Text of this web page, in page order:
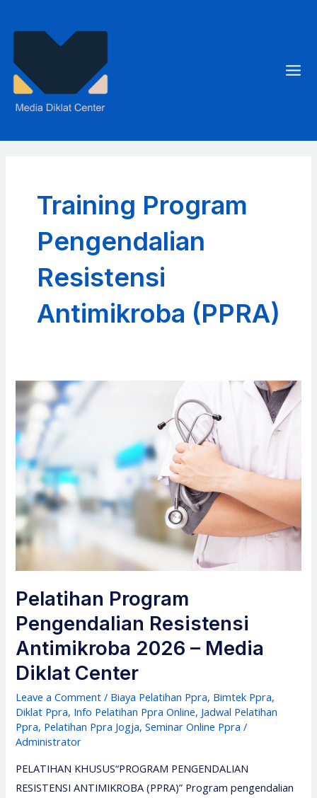
Training Program
Pengendalian
Resistensi
Antimikroba (PPRA)
Pelatihan Program
Pengendalian Resistensi
Antimikroba 2026 – Media
Diklat Center
Leave a Comment / Biaya Pelatihan Ppra, Bimtek Ppra,
Diklat Ppra, Info Pelatihan Ppra Online, Jadwal Pelatihan
Ppra, Pelatihan Ppra Jogja,Seminar Online Ppra /
Administrator
PELATIHAN KHUSUS“PROGRAM PENGENDALIAN
RESISTENSI ANTIMIKROBA (PPRA)” Program pengendalian